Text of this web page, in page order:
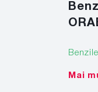
Mai